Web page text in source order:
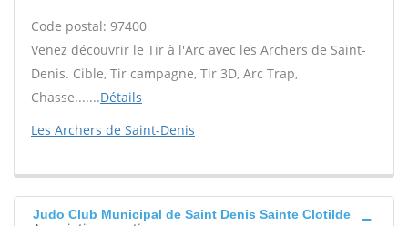
Code postal: 97400
Venez découvrir le Tir à l'Arc avec les Archers de Saint-
Denis. Cible, Tir campagne, Tir 3D, Arc Trap,
Chasse.......Détails
Les Archers de Saint-Denis
Judo Club Municipal de Saint Denis Sainte Clotilde